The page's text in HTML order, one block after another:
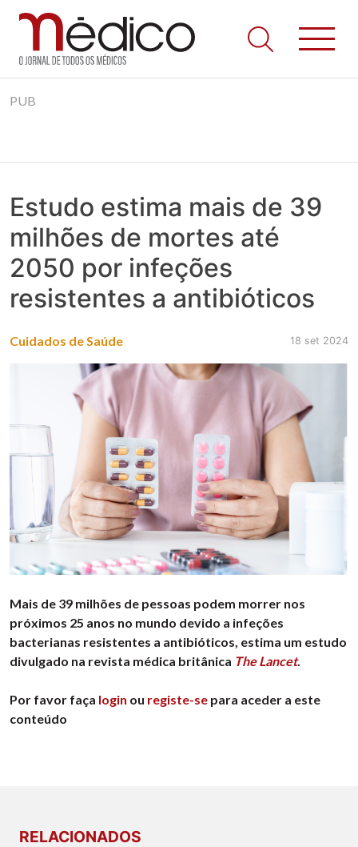
to
Jornal Médico
Médico – O Jornal de Todos os Médicos. Onde as notícias
realmente contam! Tudo o que se passa na Saúde!
PUB
Estudo estima mais de 39
milhões de mortes até
2050 por infeções
resistentes a antibióticos
Cuidados de Saúde 18 set 2024
Mais de 39 milhões de pessoas podem morrer nos
próximos 25 anos no mundo devido a infeções
bacterianas resistentes a antibióticos, estima um estudo
divulgado na revista médica britânica The Lancet.
Por favor faça login ou registe-se para aceder a este
conteúdo
RELACIONADOS